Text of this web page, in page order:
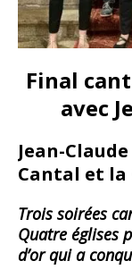
Final
avec
Jean-
Cantal et la
Trois soirées
Quatre églises
d’or qui a